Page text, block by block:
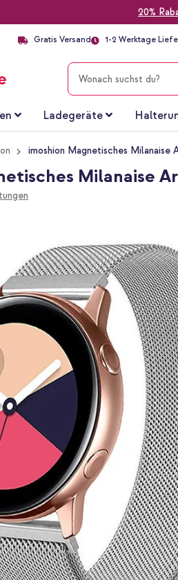
20%
Gratis Versand 1-2 Werktage
SUCHE
Ladegeräte
imoshion Magnetisches
Milanaise